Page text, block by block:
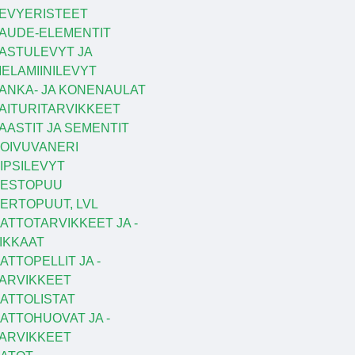
ELEMENTIT
JA
JA KONENAULAT
JA SEMENTIT
LVL
JA -
JA -
JA -